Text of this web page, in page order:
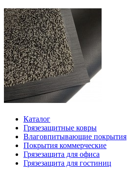
Каталог
Грязезащитные ковры
Влаговпитывающие покрытия
Покрытия коммерческие
Грязезащита для офиса
Грязезащита для гостиниц